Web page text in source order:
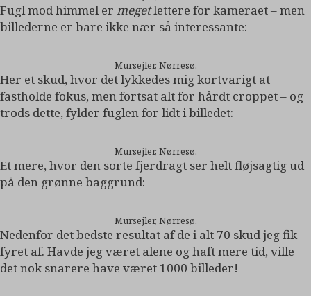
Fugl mod himmel er megetlettere for kameraet – men
billederne er bare ikke nær så interessante:
Mursejler, Nørresø.
Her et skud, hvor det lykkedes mig kortvarigt at
fastholde fokus, men fortsat alt for hårdt croppet – og
trods dette, fylder fuglen for lidt i billedet:
Mursejler, Nørresø.
Et mere, hvor den sorte fjerdragt ser helt fløjsagtig ud
på den grønne baggrund:
Mursejler, Nørresø.
Nedenfor det bedste resultat af de i alt 70 skud jeg fik
fyret af. Havde jeg været alene og haft mere tid, ville
det nok snarere have været 1000 billeder!